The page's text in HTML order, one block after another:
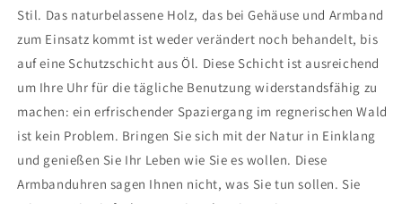
Stil. Das naturbelassene Holz, das bei Gehäuse und Armband
zum Einsatz kommt ist weder verändert noch behandelt, bis
auf eine Schutzschicht aus Öl. Diese Schicht ist ausreichend
um Ihre Uhr für die tägliche Benutzung widerstandsfähig zu
machen: ein erfrischender Spaziergang im regnerischen Wald
ist kein Problem. Bringen Sie sich mit der Natur in Einklang
und genießen Sie Ihr Leben wie Sie es wollen. Diese
Armbanduhren sagen Ihnen nicht, was Sie tun sollen. Sie